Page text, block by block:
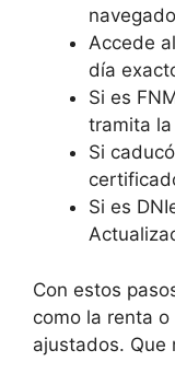
Accede
día
Si es
tramita
Si
Si es
Con estos
como la renta
ajustados. Que